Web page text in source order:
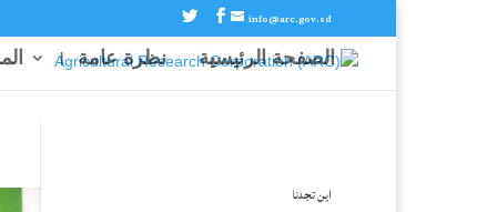
info@arc.gov.sd
الصفحة الرئيسية نظرة عامة
اين تجدنا